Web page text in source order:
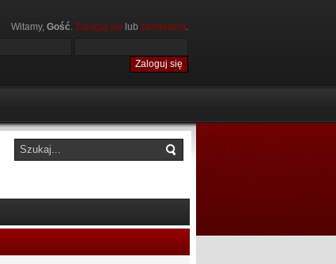
Witamy, Gość. Zaloguj się lub zarejestruj.